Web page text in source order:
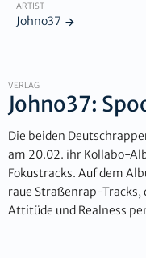
ARTIST
Johno37
VERLAG
Johno37:
Die beiden
am 20.02. ihr Kollabo-
Fokustracks. Auf dem
raue Straßenrap-Tracks,
Attitüde und Realness